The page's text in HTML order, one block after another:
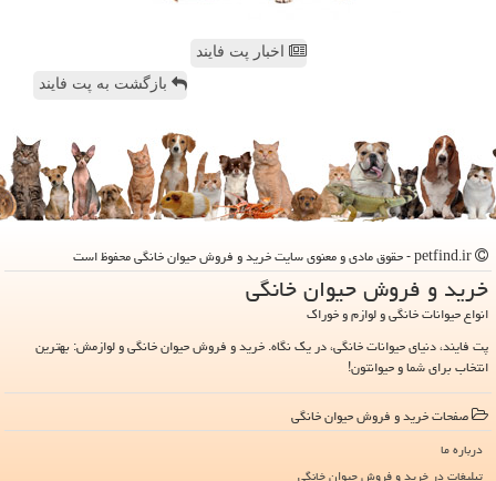
اخبار پت فایند
بازگشت به پت فایند
خرید و فروش حیوان خانگی
انواع حیوانات خانگی و لوازم و خوراک
پت فایند، دنیای حیوانات خانگی، در یک نگاه. خرید و فروش حیوان خانگی و لوازمش: بهترین
انتخاب برای شما و حیوانتون!
صفحات خرید و فروش حیوان خانگی
درباره ما
تبلیغات در خرید و فروش حیوان خانگی